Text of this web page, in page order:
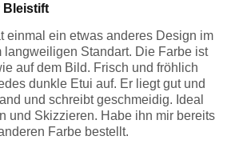
Bleistift
einmal ein etwas anderes Design im
langweiligen Standart. Die Farbe ist
auf dem Bild. Frisch und fröhlich
dunkle Etui auf. Er liegt gut und
und schreibt geschmeidig. Ideal
und Skizzieren. Habe ihn mir bereits
Farbe bestellt.